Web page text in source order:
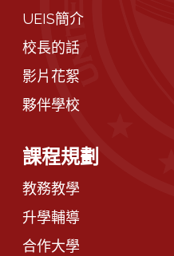
UEIS簡介
校長的話
影片花絮
夥伴學校
課程規劃
教務教學
升學輔導
合作大學